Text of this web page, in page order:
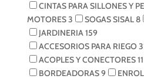
CINTAS PARA SILLONES Y
MOTORES3 SOGAS SISAL 8
JARDINERIA159
ACCESORIOS PARA RIEGO
ACOPLES Y CONECTORES11
BORDEADORAS9